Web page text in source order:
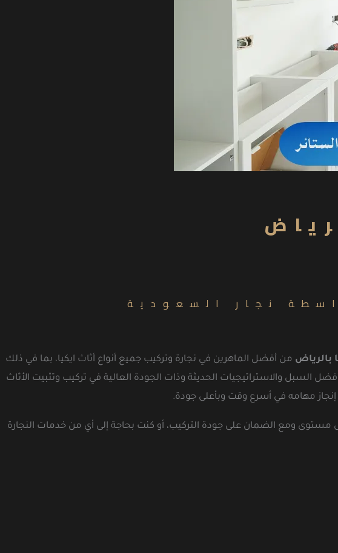
نجار السعودية
بالرياض من أفضل الماهرين في نجارة وتركيب جميع أنواع أثاث ايكيا، بما في ذلك
السبل والاستراتيجيات الحديثة وذات الجودة العالية في تركيب وتثبيت الأثاث
مهامه في أسرع وقت وبأعلى جودة.
مستوى ومع الضمان على جودة التركيب، أو كنت بحاجة إلى أي من خدمات النجارة